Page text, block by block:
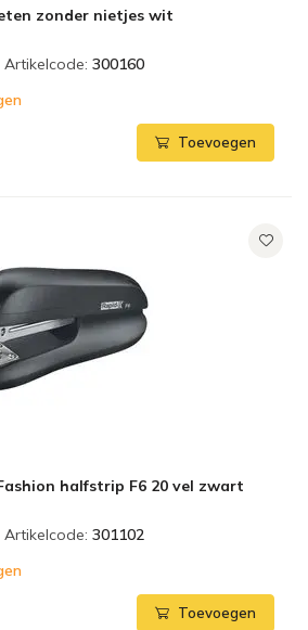
zonder nietjes wit
Artikelcode: 300160
Toevoegen
halfstrip F6 20 vel zwart
Artikelcode: 301102
Toevoegen